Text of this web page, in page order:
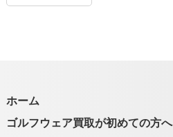
ホーム
ゴルフウェア買取が初めての方へ